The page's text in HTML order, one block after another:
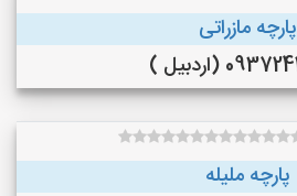
پارچه مازراتی
(اردبیل )
پارچه ملیله